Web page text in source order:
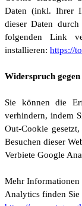
Daten (inkl. Ihrer
dieser Daten
folgenden Link
installieren: https://
Widerspruch
Sie können die
verhindern, indem
Out-Cookie
Besuchen dieser
Verbiete Google
Mehr Informationen
Analytics finden